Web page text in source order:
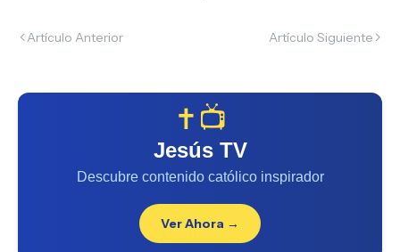
Artículo Anterior Artículo Siguiente
✝️📺
Jesús TV
Descubre contenido católico inspirador
Ver Ahora →